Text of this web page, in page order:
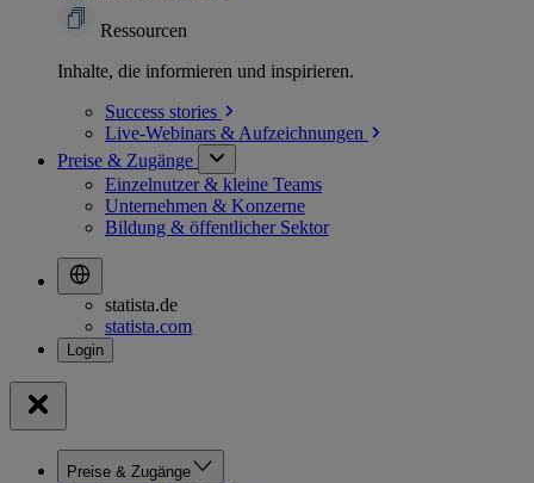
Ressourcen
Inhalte, die informieren und inspirieren.
Success stories
Live-Webinars & Aufzeichnungen
Preise & Zugänge
Einzelnutzer & kleine Teams
Unternehmen & Konzerne
Bildung & öffentlicher Sektor
statista.de
statista.com
Preise & Zugänge